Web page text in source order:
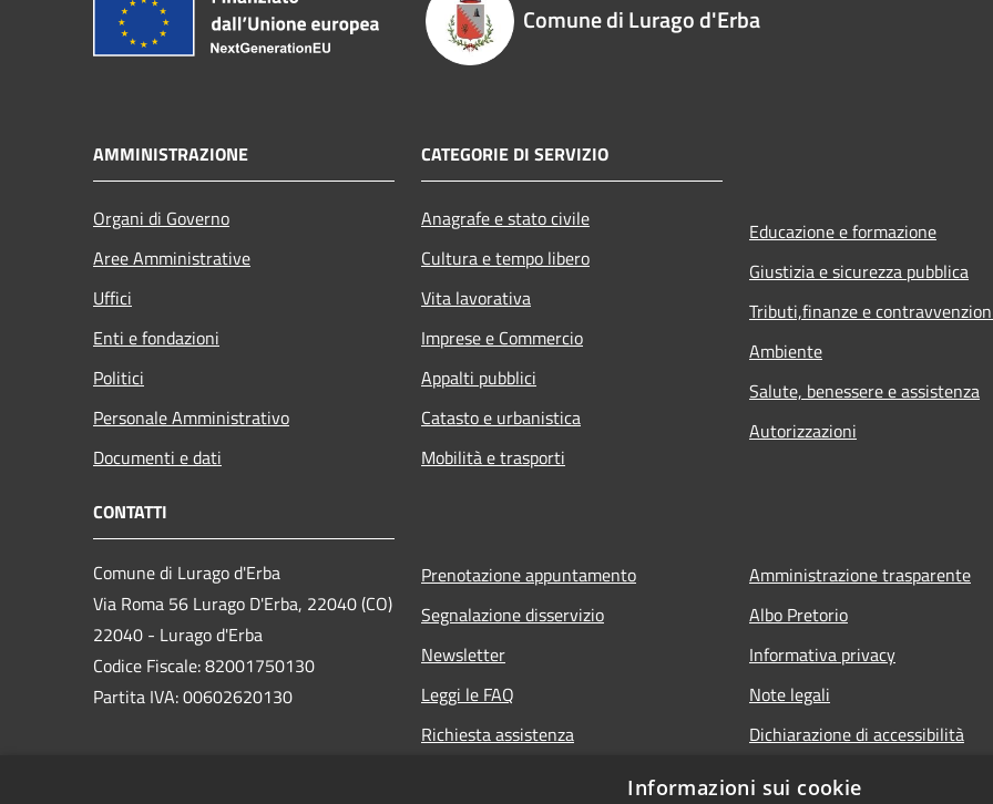
Comune di Lurago d'Erba
AMMINISTRAZIONE
Organi di Governo
Aree Amministrative
Uffici
Enti e fondazioni
Politici
Personale Amministrativo
Documenti e dati
CATEGORIE DI SERVIZIO
Anagrafe e stato civile
Cultura e tempo libero
Vita lavorativa
Imprese e Commercio
Appalti pubblici
Catasto e urbanistica
Mobilità e trasporti
Educazione e formazione
Giustizia e sicurezza pubblica
Tributi,finanze e
Ambiente
Salute, benessere e assistenza
Autorizzazioni
CONTATTI
Comune di Lurago d'Erba
Via Roma 56 Lurago D'Erba, 22040 (CO)
22040 - Lurago d'Erba
Codice Fiscale: 82001750130
Partita IVA: 00602620130
Prenotazione appuntamento
Segnalazione disservizio
Newsletter
Leggi le FAQ
Richiesta assistenza
Amministrazione trasparente
Albo Pretorio
Informativa privacy
Note legali
Dichiarazione di accessibilità
Informazioni sui cookie